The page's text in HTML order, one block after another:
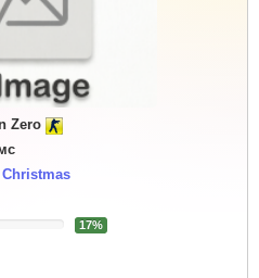
Zero
17%